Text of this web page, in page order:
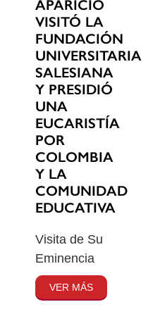
APARICIO
VISITÓ LA
FUNDACIÓN
UNIVERSITARIA
SALESIANA
Y PRESIDIÓ
UNA
EUCARISTÍA
POR
COLOMBIA
Y LA
COMUNIDAD
EDUCATIVA
Visita de Su
Eminencia
VER MÁS